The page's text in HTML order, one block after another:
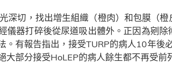
深切，找出增生組織（橙肉）和包膜（
儀器打碎後從尿道吸出體外。正因為剜
。有報告指出，接受TURP的病人10年
大部分接受HoLEP的病人餘生都不再受前